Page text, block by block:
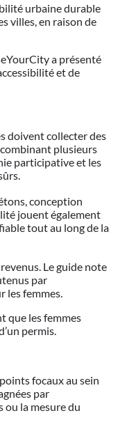
urbaine durable
villes, en raison de
a présenté
et de
doivent collecter des
plusieurs
participative et les
conception
jouent également
tout au long de la
Le guide note
par
les femmes.
que les femmes
permis.
focaux au sein
par
la mesure du